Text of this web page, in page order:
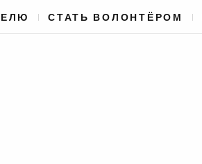
СТАТЬ ВОЛОНТЁРОМ